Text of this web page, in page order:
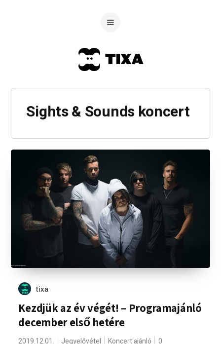
Sights & Sounds koncert
tixa
Kezdjük az év végét! – Programajánló
december első hetére
2019.12.01. Jegyelővétel Koncert ajánló
0